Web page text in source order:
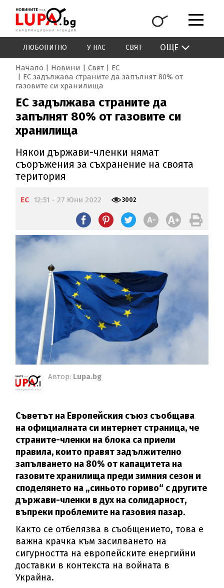
ЛЮБОПИТНО У НАС СВЯТ ОЩЕ
Начало Новини Свят
ЕС
ЕС задължава страните да запълнят 80% от
газовите си хранилища
ЕС задължава страните да
запълнят 80% от газовите си
хранилища
Някои държави-членки нямат
съоръжения за съхранение на своята
територия
ЕС 12:51 - 27 Юни 2022 3002
Автор: Lupa.bg
Съветът на Европейския съюз съобщава
на официалната си интернет страница, че
страните-членки на блока са приели
правила, които правят задължително
запълването на 80% от капацитета на
газовите хранилища преди зимния сезон и
споделянето на „синьото гориво“ с другите
държави-членки в дух на солидарност,
въпреки проблемите на газовия пазар.
Както се отбелязва в съобщението, това е
важна крачка към засилването на
сигурността на европейските енергийни
доставки в контекста на войната в
Украйна.